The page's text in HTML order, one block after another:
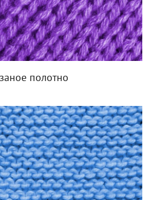
полотно